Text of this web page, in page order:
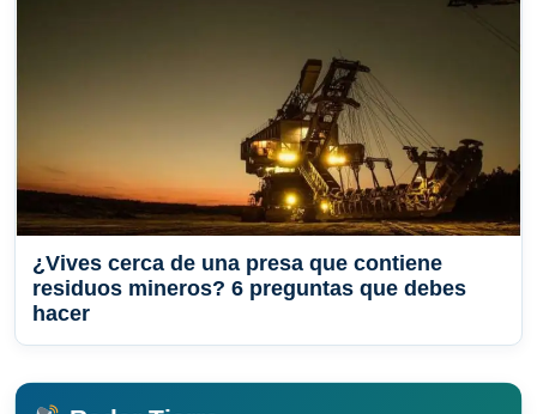
¿Vives cerca de una presa que contiene
residuos mineros? 6 preguntas que debes
hacer